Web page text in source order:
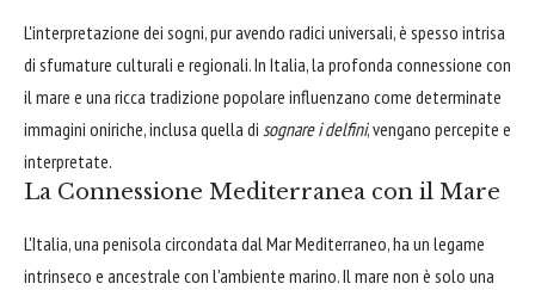
L'interpretazione dei sogni, pur avendo radici universali, è spesso intrisa
di sfumature culturali e regionali. In Italia, la profonda connessione con
il mare e una ricca tradizione popolare influenzano come determinate
immagini oniriche, inclusa quella di sognare i delfini, vengano percepite e
interpretate.
La Connessione Mediterranea con il Mare
L'Italia, una penisola circondata dal Mar Mediterraneo, ha un legame
intrinseco e ancestrale con l'ambiente marino. Il mare non è solo una